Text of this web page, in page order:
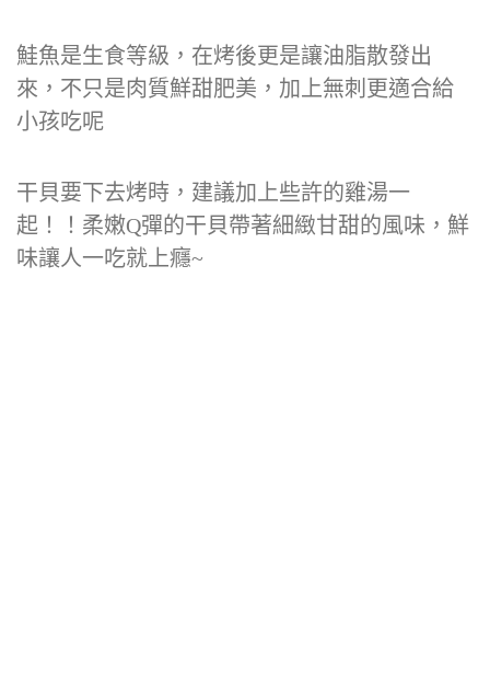
鮭魚是生食等級，在烤後更是讓油脂散發出
來，不只是肉質鮮甜肥美，加上無刺更適合給
小孩吃呢
干貝要下去烤時，建議加上些許的雞湯一
起！！柔嫩Q彈的干貝帶著細緻甘甜的風味，鮮
味讓人一吃就上癮~